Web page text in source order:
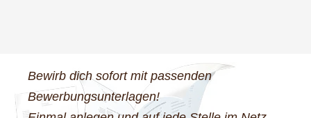
Bewirb dich sofort mit passenden
Bewerbungsunterlagen!